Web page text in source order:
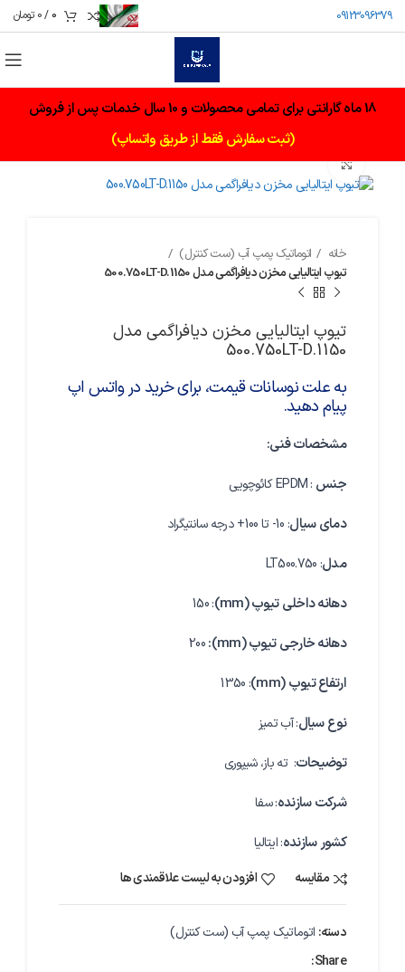
09123096379
0
/
0 تومان
18 ماه گارانتی برای تمامی محصولات و 10 سال خدمات پس از فروش
(ثبت سفارش فقط از طریق واتساپ)
برای بزرگنمایی کلیک کنید
خانه
اتوماتیک پمپ آب (ست کنترل)
تیوپ ایتالیایی مخزن دیافراگمی مدل 500.750LT-D.1150
تیوپ ایتالیایی مخزن دیافراگمی مدل
500.750LT-D.1150
به علت نوسانات قیمت، برای خرید در واتس اپ
پیام دهید.
مشخصات فنی:
جنس : EPDM کائوچویی
دمای سیال: 10- تا 100+ درجه سانتیگراد
مدل: LT500.750
دهانه داخلی تیوپ(mm)
: 150
دهانه خارجی تیوپ(mm)
:
ارتفاع تیوپ (mm)
: 1350
نوع سیال: آب تمیز
توضیحات: ته باز، شیپوری
شرکت سازنده: سفا
کشور سازنده: ایتالیا
مقایسه
افزودن به لیست علاقمندی ها
دسته: اتوماتیک پمپ آب (ست کنترل)
Share: